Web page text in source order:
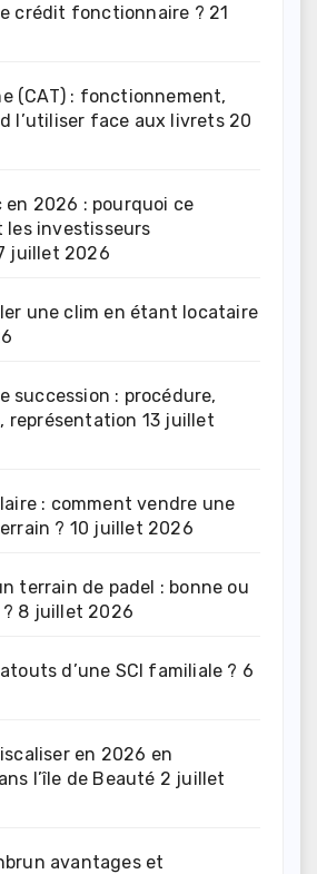
crédit fonctionnaire ? 21
(CAT) : fonctionnement,
l’utiliser face aux livrets 20
en 2026 : pourquoi ce
investisseurs
juillet 2026
une clim en étant locataire
succession : procédure,
représentation 13 juillet
: comment vendre une
? 10 juillet 2026
terrain de padel : bonne ou
8 juillet 2026
d’une SCI familiale ? 6
en 2026 en
l’île de Beauté 2 juillet
avantages et